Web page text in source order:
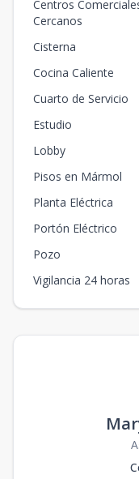
Centros
Cercanos
Cisterna
Cocina Caliente
Cuarto de Servicio
Estudio
Lobby
Pisos en Mármol
Planta Eléctrica
Portón Eléctrico
Pozo
Vigilancia 24 horas